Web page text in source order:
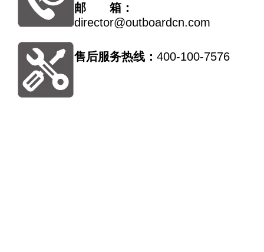
邮 箱：
director@outboardcn.com
售后服务热线： 400-100-7576